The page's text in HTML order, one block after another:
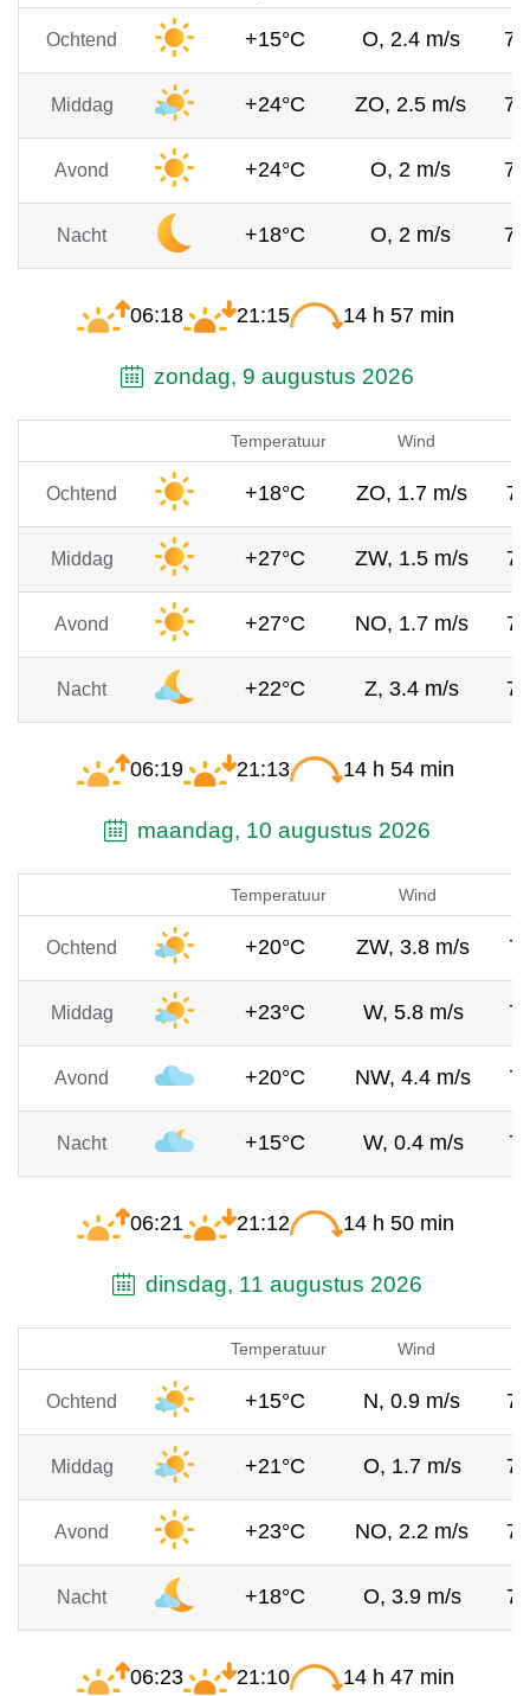
Ochtend +15°C O, 2.4 m/s
Middag +24°C ZO, 2.5 m/s
Avond +24°C O, 2 m/s
Nacht +18°C O, 2 m/s
06:18 21:15 14 h 57 min
zondag, 9 augustus 2026
Temperatuur Wind
Ochtend +18°C ZO, 1.7 m/s
Middag +27°C ZW, 1.5 m/s
Avond +27°C NO, 1.7 m/s
Nacht +22°C Z, 3.4 m/s
06:19 21:13 14 h 54 min
maandag, 10 augustus 2026
Temperatuur Wind
Ochtend +20°C ZW, 3.8 m/s
Middag +23°C W, 5.8 m/s
Avond +20°C NW, 4.4 m/s
Nacht +15°C W, 0.4 m/s
06:21 21:12 14 h 50 min
dinsdag, 11 augustus 2026
Temperatuur Wind
Ochtend +15°C N, 0.9 m/s
Middag +21°C O, 1.7 m/s
Avond +23°C NO, 2.2 m/s
Nacht +18°C O, 3.9 m/s
06:23 21:10 14 h 47 min